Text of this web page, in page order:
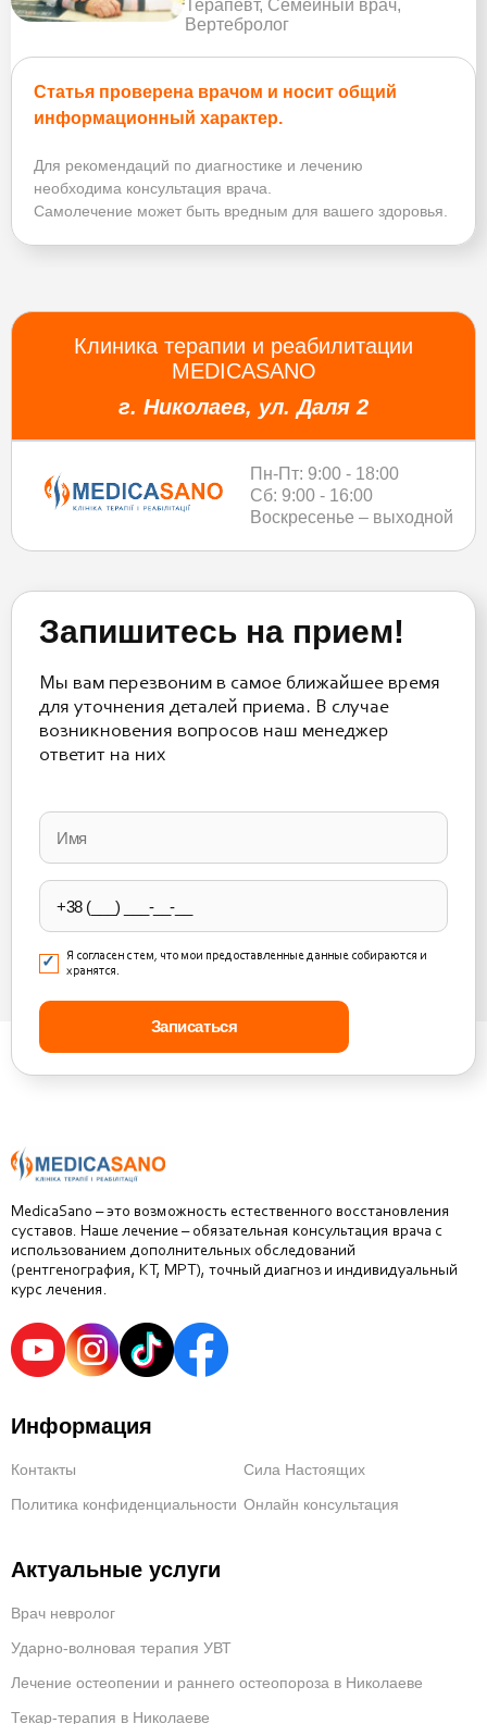
Терапевт, Семейный врач,
Вертебролог
Статья проверена врачом и носит общий
информационный характер.
Для рекомендаций по диагностике и лечению
необходима консультация врача.
Самолечение может быть вредным для вашего здоровья.
Клиника терапии и реабилитации
MEDICASANO
г. Николаев, ул. Даля 2
Пн-Пт: 9:00 - 18:00
Сб: 9:00 - 16:00
Воскресенье – выходной
Запишитесь на прием!
Мы вам перезвоним в самое ближайшее время
для уточнения деталей приема. В случае
возникновения вопросов наш менеджер
ответит на них
leave
this
field
empty.
Я согласен с тем, что мои предоставленные данные собираются и
хранятся.
MedicaSano – это возможность естественного восстановления
суставов. Наше лечение – обязательная консультация врача с
использованием дополнительных обследований
(рентгенография, КТ, МРТ), точный диагноз и индивидуальный
курс лечения.
Информация
Контакты
Сила Настоящих
Политика конфиденциальности Онлайн консультация
Актуальные услуги
Врач невролог
Ударно-волновая терапия УВТ
Лечение остеопении и раннего остеопороза в Николаеве
Текар-терапия в Николаеве